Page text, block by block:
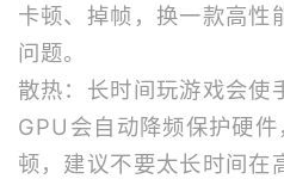
卡顿、掉帧，换一款高性
问题。
散热：长时间玩游戏会使
GPU会自动降频保护硬
顿，建议不要太长时间在